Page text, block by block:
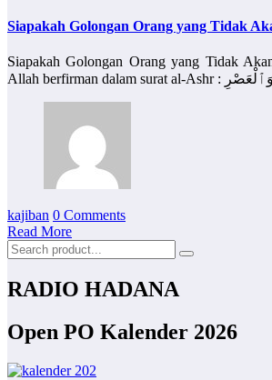
Siapakah Golongan Orang yang Tidak
Siapakah Golongan Orang yang Tidak
kajiban 0 Comments
Read More
RADIO HADANA
Open PO Kalender 2026